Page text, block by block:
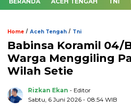
Home / Aceh Tengah / Tni
‎Babinsa Koramil 04/
Warga Menggiling
Wilah Setie
Rizkan Ekan - Editor
Sabtu, 6 Juni 2026 - 08:54 WIB